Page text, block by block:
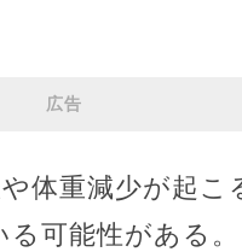
広告
体重減少が起
可能性がある。